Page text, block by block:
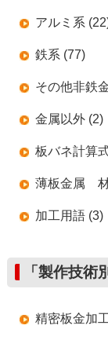
アルミ系
鉄系 (77)
その他非鉄
金属以外 (2)
板バネ計算
薄板金属
加工用語 (3)
「製作技術
精密板金加